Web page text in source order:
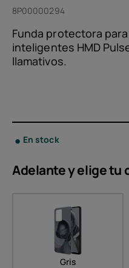
8P00000294
Funda protectora
inteligentes HMD
llamativos.
En stock
Adelante y elige tu
Gris